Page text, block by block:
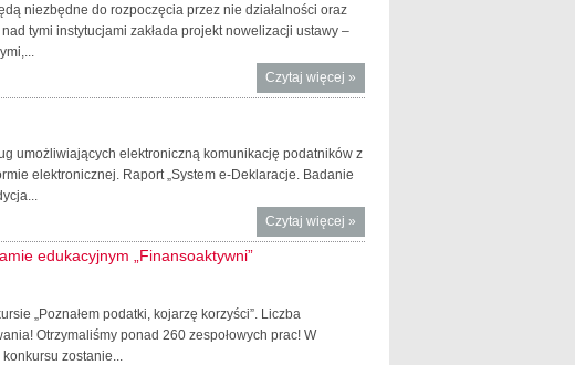
na 2016
r.
niezbędne do rozpoczęcia przez nie działalności oraz
tymi instytucjami zakłada projekt nowelizacji ustawy –
Czytaj więcej o Zmiany w
prawie
ochrona
klientów i
sektor
inwestycyjny
»
umożliwiających elektroniczną komunikację podatników z
elektronicznej. Raport „System e-Deklaracje. Badanie
Czytaj więcej o Cyfrowa
administracja
»
edukacyjnym „Finansoaktywni”
„Poznałem podatki, kojarzę korzyści”. Liczba
Otrzymaliśmy ponad 260 zespołowych prac! W
zostanie...